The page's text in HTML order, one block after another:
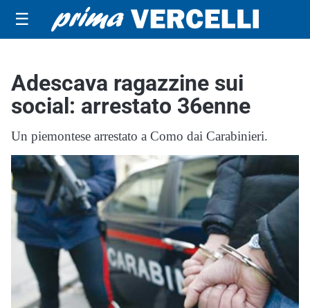
☰
Adescava ragazzine sui
social: arrestato 36enne
Un piemontese arrestato a Como dai Carabinieri.